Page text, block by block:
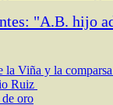
"A.B. hijo
la Viña y la
Ruiz
oro